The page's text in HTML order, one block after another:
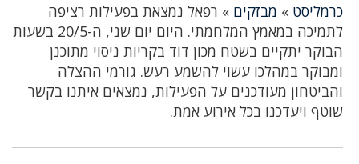
כרמליסט » מבזקים » רפאל נמצאת בפעילות רציפה
לתמיכה במאמץ המלחמתי. היום יום שני, ה-20/5 בשעות
הבוקר יתקיים בשטח מכון דוד בקריות ניסוי מתוכנן
ומבוקר במהלכו עשוי להשמע רעש. גורמי ההצלה
והביטחון מעודכנים על הפעילות, נמצאים איתנו בקשר
שוטף ויעדכנו בכל אירוע אמת.